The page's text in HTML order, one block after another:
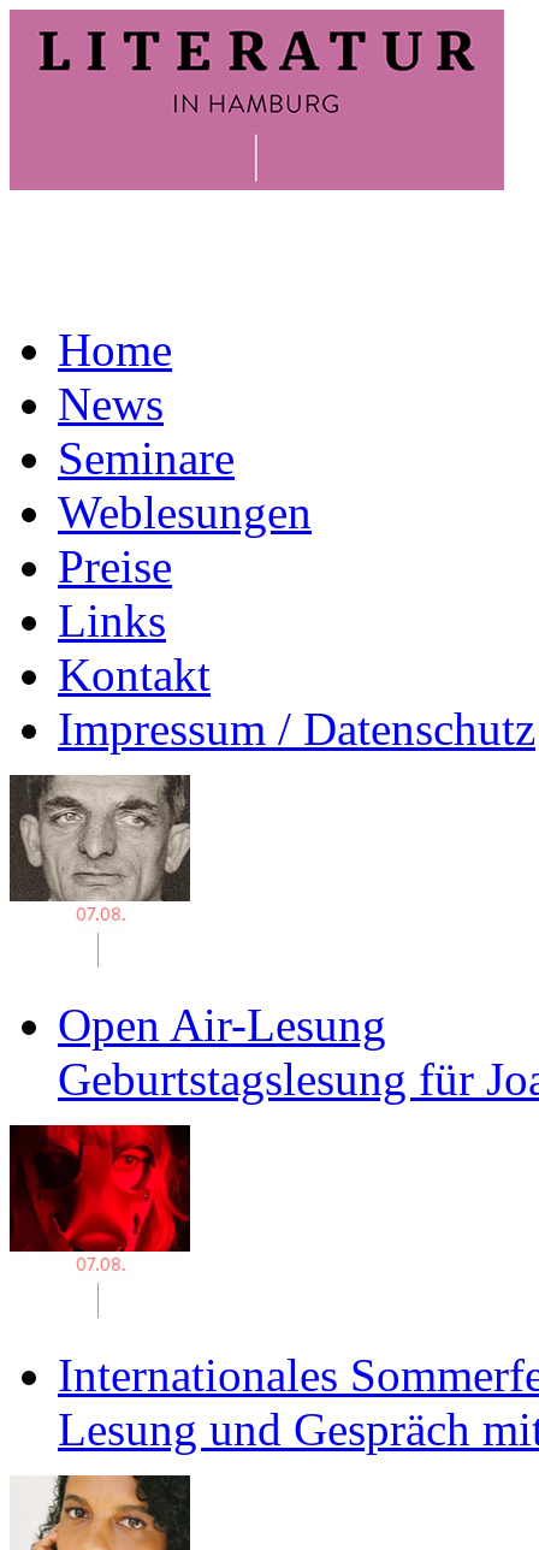
Home
News
Seminare
Weblesungen
Preise
Links
Kontakt
Impressum / Datenschutz
Open Air-Lesung
Geburtstagslesung für
Internationales
Lesung und Gespräch